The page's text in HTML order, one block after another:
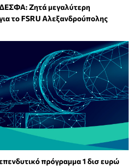
Ζητά μεγαλύτερη
το FSRU Αλεξανδρούπολης
πρόγραμμα 1 δισ ευρώ